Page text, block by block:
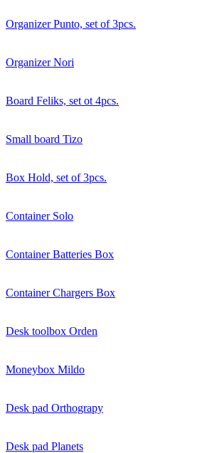
Organizer Punto, set of 3pcs.
Organizer Nori
Board Feliks, set ot 4pcs.
Small board Tizo
Box Hold, set of 3pcs.
Container Solo
Container Batteries Box
Container Chargers Box
Desk toolbox Orden
Moneybox Mildo
Desk pad Orthograpy
Desk pad Planets